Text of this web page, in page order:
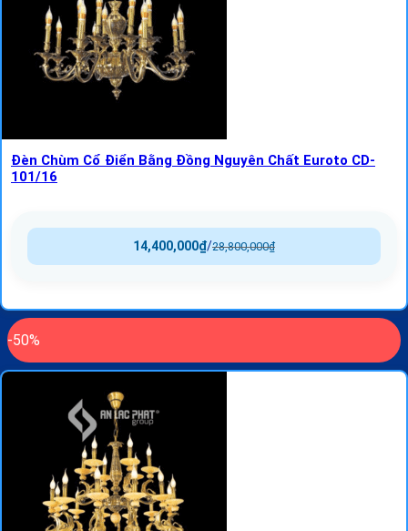
Đèn Chùm Cổ Điển Bằng Đồng Nguyên Chất Euroto CD-
101/16
28,800,000₫
/
14,400,000₫
-50%